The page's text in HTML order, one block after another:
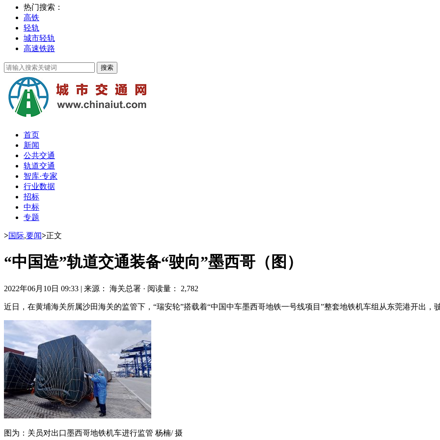
热门搜索：
高铁
轻轨
城市轻轨
高速铁路
首页
新闻
公共交通
轨道交通
智库·专家
行业数据
招标
中标
专题
>国际,要闻>正文
“中国造”轨道交通装备“驶向”墨西哥（图）
2022年06月10日 09:33 | 来源： 海关总署 · 阅读量： 2,782
近日，在黄埔海关所属沙田海关的监管下，“瑞安轮”搭载着“中国中车墨西哥地铁一号线项目”整套地铁机车组从东莞港开出，
图为：关员对出口墨西哥地铁机车进行监管 杨楠/ 摄